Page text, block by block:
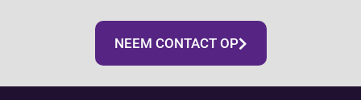
NEEM CONTACT OP